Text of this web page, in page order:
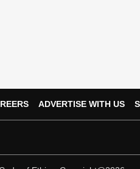
ADVERTISE WITH US